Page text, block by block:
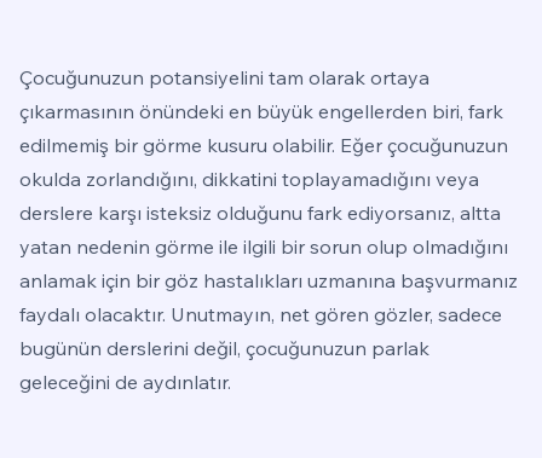
Çocuğunuzun potansiyelini tam olarak ortaya
çıkarmasının önündeki en büyük engellerden biri, fark
edilmemiş bir görme kusuru olabilir. Eğer çocuğunuzun
okulda zorlandığını, dikkatini toplayamadığını veya
derslere karşı isteksiz olduğunu fark ediyorsanız, altta
yatan nedenin görme ile ilgili bir sorun olup olmadığını
anlamak için bir göz hastalıkları uzmanına başvurmanız
faydalı olacaktır. Unutmayın, net gören gözler, sadece
bugünün derslerini değil, çocuğunuzun parlak
geleceğini de aydınlatır.